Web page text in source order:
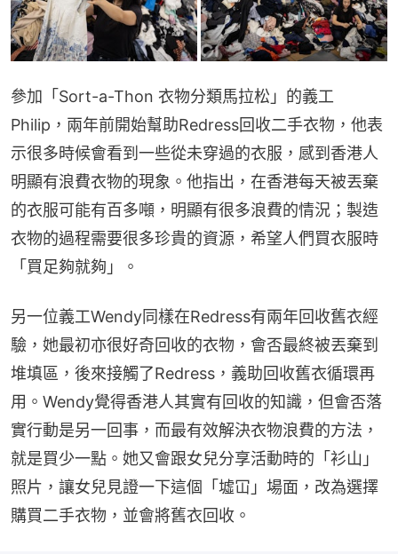
參加「Sort-a-Thon 衣物分類馬拉松」的義工
Philip，兩年前開始幫助Redress回收二手衣物，他表
示很多時候會看到一些從未穿過的衣服，感到香港人
明顯有浪費衣物的現象。他指出，在香港每天被丟棄
的衣服可能有百多噸，明顯有很多浪費的情況；製造
衣物的過程需要很多珍貴的資源，希望人們買衣服時
「買足夠就夠」。
另一位義工Wendy同樣在Redress有兩年回收舊衣經
驗，她最初亦很好奇回收的衣物，會否最終被丟棄到
堆填區，後來接觸了Redress，義助回收舊衣循環再
用。Wendy覺得香港人其實有回收的知識，但會否落
實行動是另一回事，而最有效解決衣物浪費的方法，
就是買少一點。她又會跟女兒分享活動時的「衫山」
照片，讓女兒見證一下這個「墟冚」場面，改為選擇
購買二手衣物，並會將舊衣回收。